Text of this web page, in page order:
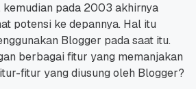
pada 2003 akhirnya
potensi ke depannya. Hal itu
Blogger pada saat itu.
berbagai fitur yang memanjakan
fitur yang diusung oleh Blogger?